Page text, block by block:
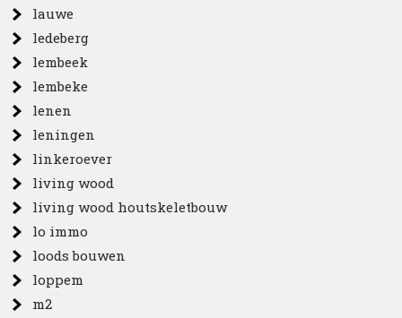
lauwe
ledeberg
lembeek
lembeke
lenen
leningen
linkeroever
living wood
living wood houtskeletbouw
lo immo
loods bouwen
loppem
m2